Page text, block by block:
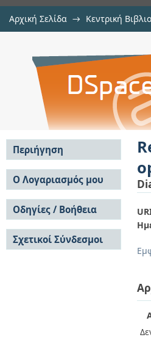
Αρχική Σελίδα → Κεντρική
Reliability
planning
Περιήγηση
Σε όλο το DSpace
Κοινότητες & Συλλογές
Ανά Ημερομηνία
Έκδοσης
Συγγραφείς
Τίτλοι
Θέματα
Ο Λογαριασμός μου
Σύνδεση
Εγγραφή
Οδηγίες / Βοήθεια
Οδηγίες Υποβολής
Οδηγίες Χρήσης ΙΑ
Συχνές Ερωτήσεις
Σχετικοί Σύνδεσμοι